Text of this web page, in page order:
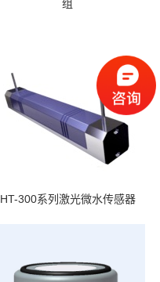
组
HT-300系列激光微水传感器